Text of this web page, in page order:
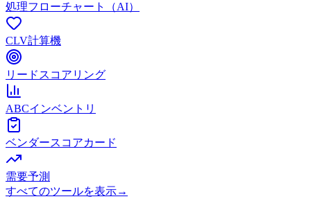
処理フローチャート（AI）
CLV計算機
リードスコアリング
ABCインベントリ
ベンダースコアカード
需要予測
すべてのツールを表示→